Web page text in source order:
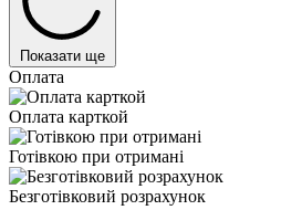
Показати ще
Оплата
Оплата карткой
Готівкою при отримані
Безготівковий розрахунок